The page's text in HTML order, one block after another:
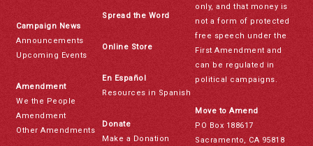
Campaign News
Announcements
Upcoming Events
Amendment
We the People
Amendment
Other Amendments
Spread the Word
Online Store
En Español
Resources in Spanish
Donate
Make a Donation
only, and that money is
not a form of protected
free speech under the
First Amendment and
can be regulated in
political campaigns.
Move to Amend
PO Box 188617
Sacramento, CA 95818